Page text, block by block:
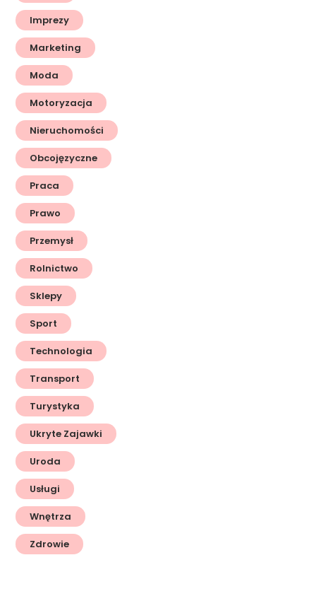
Imprezy
Marketing
Moda
Motoryzacja
Nieruchomości
Obcojęzyczne
Praca
Prawo
Przemysł
Rolnictwo
Sklepy
Sport
Technologia
Transport
Turystyka
Ukryte Zajawki
Uroda
Usługi
Wnętrza
Zdrowie